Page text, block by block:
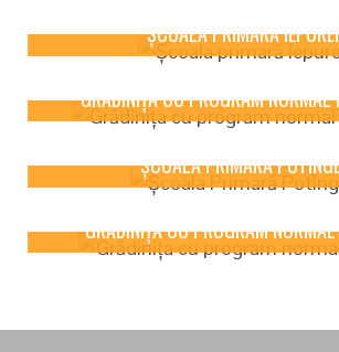
ȘCOALA PRIMARĂ
GRĂDINIȚA CU PROGRAM NORMAL
ȘCOALA PRIMARĂ
GRĂDINIȚA CU PROGRAM